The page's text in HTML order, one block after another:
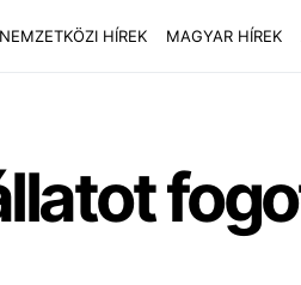
NEMZETKÖZI HÍREK MAGYAR HÍREK